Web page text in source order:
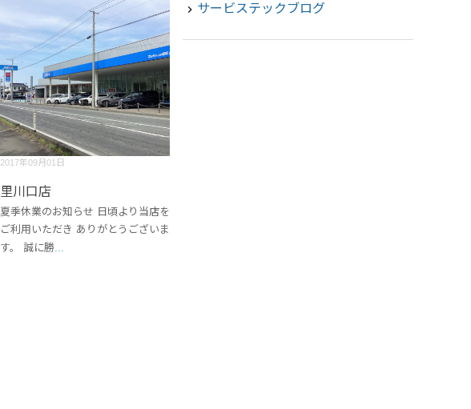
2017年09月01日
里川口店
夏季休業のお知らせ 日頃より当店を
ご利用いただき ありがとうございま
す。 誠に勝...
navigate_next サービステックブログ